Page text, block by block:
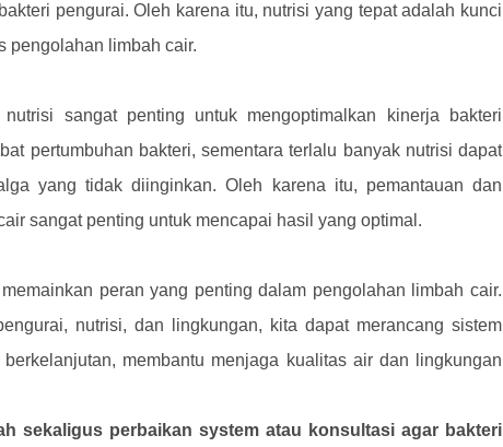
pengurai. Oleh karena itu, nutrisi yang tepat adalah kunci
pengolahan limbah cair.
sangat penting untuk mengoptimalkan kinerja bakteri
pertumbuhan bakteri, sementara terlalu banyak nutrisi dapat
yang tidak diinginkan. Oleh karena itu, pemantauan dan
sangat penting untuk mencapai hasil yang optimal.
peran yang penting dalam pengolahan limbah cair.
nutrisi, dan lingkungan, kita dapat merancang sistem
membantu menjaga kualitas air dan lingkungan
sekaligus perbaikan system atau konsultasi agar bakteri